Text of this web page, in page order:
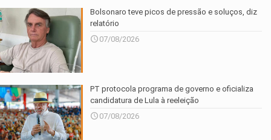
Bolsonaro teve picos de pressão e soluços, diz
relatório
07/08/2026
PT protocola programa de governo e oficializa
candidatura de Lula à reeleição
07/08/2026